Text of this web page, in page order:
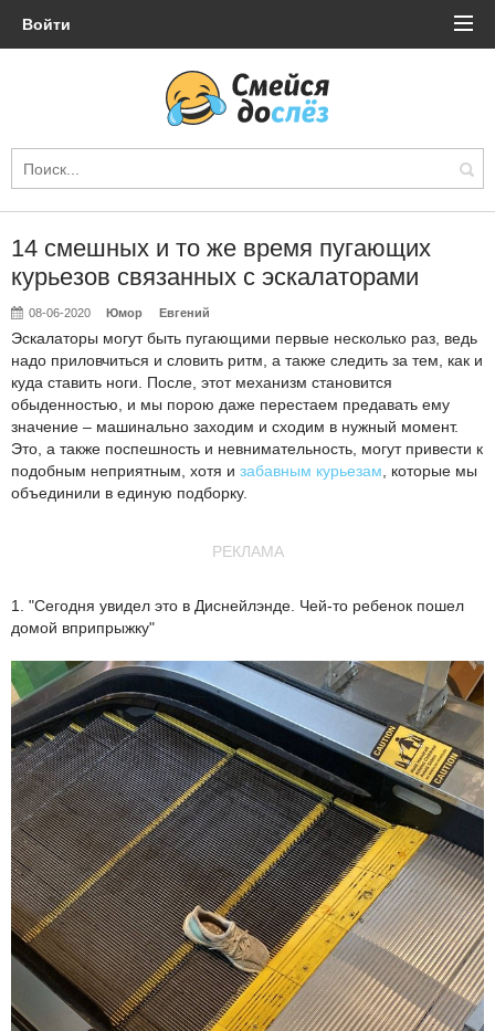
Войти
14 смешных и то же время пугающих
курьезов связанных с эскалаторами
08-06-2020 Юмор Евгений
Эскалаторы могут быть пугающими первые несколько раз, ведь
надо приловчиться и словить ритм, а также следить за тем, как и
куда ставить ноги. После, этот механизм становится
обыденностью, и мы порою даже перестаем предавать ему
значение – машинально заходим и сходим в нужный момент.
Это, а также поспешность и невнимательность, могут привести к
подобным неприятным, хотя и забавным курьезам , которые мы
объединили в единую подборку.
РЕКЛАМА
1. "Сегодня увидел это в Диснейлэнде. Чей-то ребенок пошел
домой вприпрыжку"